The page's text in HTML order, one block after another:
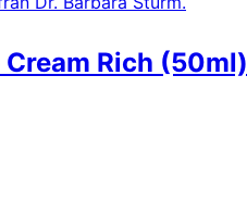
Cream Rich (50ml)